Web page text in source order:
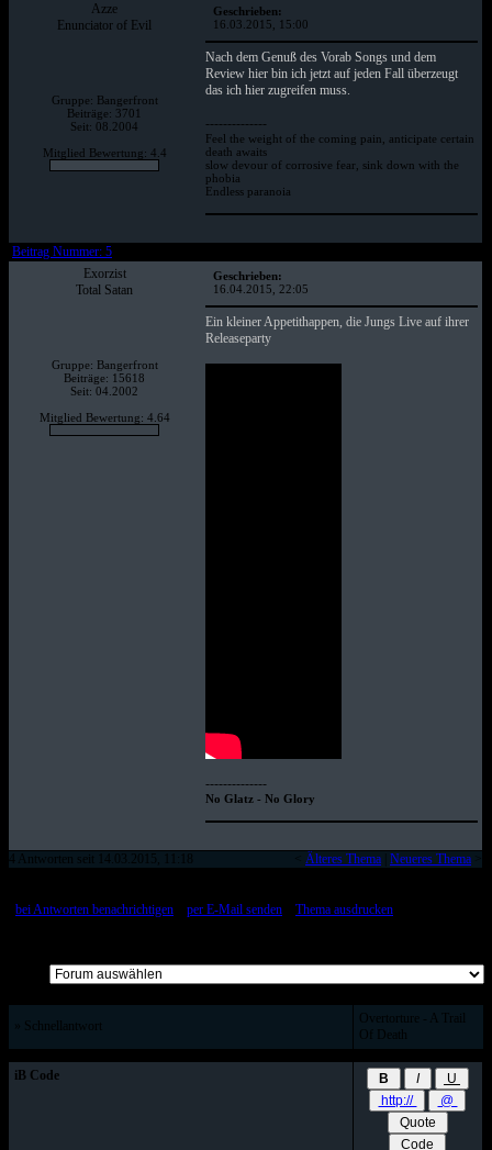
Azze
Enunciator of Evil
Gruppe: Bangerfront
Beiträge: 3701
Seit: 08.2004
Mitglied Bewertung: 4.4
Geschrieben:
16.03.2015, 15:00
Nach dem Genuß des Vorab Songs und dem
Review hier bin ich jetzt auf jeden Fall überzeugt
das ich hier zugreifen muss.
--------------
Feel the weight of the coming pain, anticipate certain
death awaits
slow devour of corrosive fear, sink down with the
phobia
Endless paranoia
Beitrag Nummer: 5
Exorzist
Total Satan
Gruppe: Bangerfront
Beiträge: 15618
Seit: 04.2002
Mitglied Bewertung: 4.64
Geschrieben:
16.04.2015, 22:05
Ein kleiner Appetithappen, die Jungs Live auf ihrer
Releaseparty
--------------
No Glatz - No Glory
4 Antworten seit 14.03.2015, 11:18 Älteres Thema| Neueres Thema>
bei Antworten benachrichtigen:: per E-Mail senden:: Thema ausdrucken]
» Schnellantwort
Overtorture - A Trail
Of Death
iB Code